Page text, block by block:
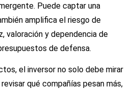
Puede captar una
amplifica el riesgo de
valoración y dependencia de
de defensa.
el inversor no solo debe mirar
qué compañías pesan más,